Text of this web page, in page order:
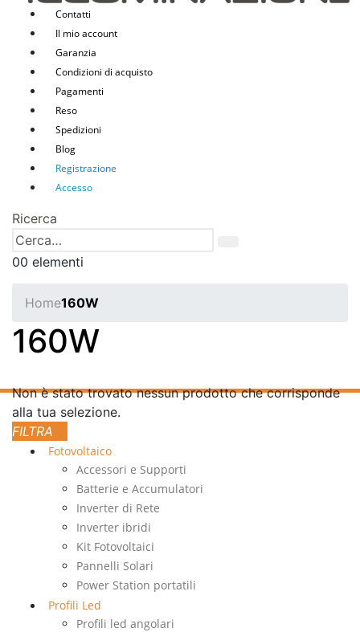
Contatti
Il mio account
Garanzia
Condizioni di acquisto
Pagamenti
Reso
Spedizioni
Blog
Registrazione
Accesso
Ricerca
00 elementi
Home160W
160W
Non è stato trovato nessun prodotto che corrisponde
alla tua selezione.
Fotovoltaico
Accessori e Supporti
Batterie e Accumulatori
Inverter di Rete
Inverter ibridi
Kit Fotovoltaici
Pannelli Solari
Power Station portatili
Profili Led
Profili led angolari